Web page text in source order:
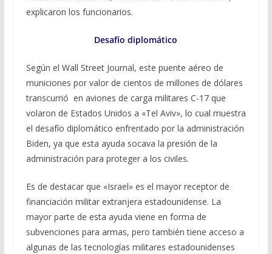
explicaron los funcionarios.
Desafío diplomático
Según el Wall Street Journal, este puente aéreo de
municiones por valor de cientos de millones de dólares
transcurrió en aviones de carga militares C-17 que
volaron de Estados Unidos a «Tel Aviv», lo cual muestra
el desafío diplomático enfrentado por la administración
Biden, ya que esta ayuda socava la presión de la
administración para proteger a los civiles.
Es de destacar que «Israel» es el mayor receptor de
financiación militar extranjera estadounidense. La
mayor parte de esta ayuda viene en forma de
subvenciones para armas, pero también tiene acceso a
algunas de las tecnologías militares estadounidenses